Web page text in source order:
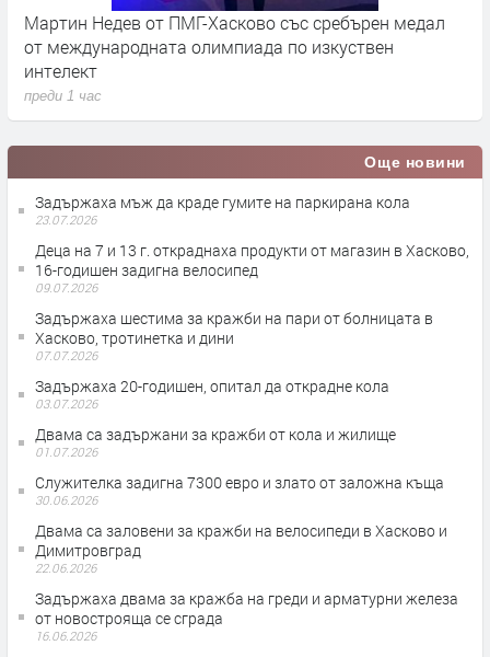
Мартин Недев от ПМГ-Хасково със сребърен медал
от международната олимпиада по изкуствен
интелект
преди 1 час
Още новини
Задържаха мъж да краде гумите на паркирана кола
23.07.2026
Деца на 7 и 13 г. откраднаха продукти от магазин в Хасково,
16-годишен задигна велосипед
09.07.2026
Задържаха шестима за кражби на пари от болницата в
Хасково, тротинетка и дини
07.07.2026
Задържаха 20-годишен, опитал да открадне кола
03.07.2026
Двама са задържани за кражби от кола и жилище
01.07.2026
Служителка задигна 7300 евро и злато от заложна къща
30.06.2026
Двама са заловени за кражби на велосипеди в Хасково и
Димитровград
22.06.2026
Задържаха двама за кражба на греди и арматурни железа
от новострояща се сграда
16.06.2026